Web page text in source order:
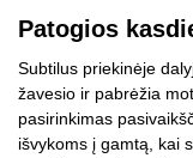
Patogios
Subtilus priekinėje
žavesio ir pabrėžia
pasirinkimas
išvykoms į gamtą, kai